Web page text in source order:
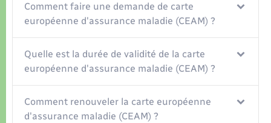
Voirie et espace public
Comment faire une demande de carte
européenne d'assurance maladie (CEAM) ?
Quelle est la durée de validité de la carte
européenne d'assurance maladie (CEAM) ?
Comment renouveler la carte européenne
d'assurance maladie (CEAM) ?